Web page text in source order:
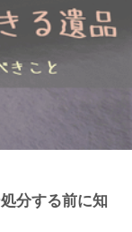
分する前に知